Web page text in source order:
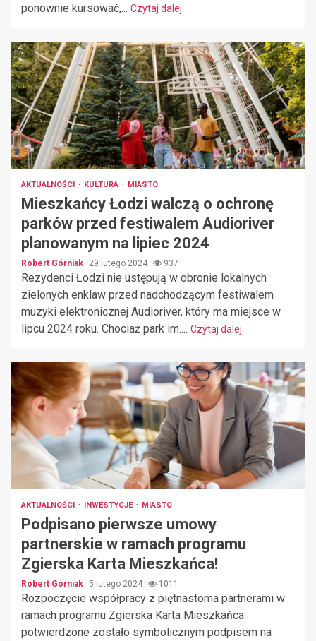
ponownie kursować,... Czytaj dalej
AKTUALNOŚCI KULTURA MIASTO
Mieszkańcy Łodzi walczą o ochronę
parków przed festiwalem Audioriver
planowanym na lipiec 2024
Robert Górniak 29 lutego 2024 937
Rezydenci Łodzi nie ustępują w obronie lokalnych
zielonych enklaw przed nadchodzącym festiwalem
muzyki elektronicznej Audioriver, który ma miejsce w
lipcu 2024 roku. Chociaż park im.... Czytaj dalej
AKTUALNOŚCI INWESTYCJE MIASTO
Podpisano pierwsze umowy
partnerskie w ramach programu
Zgierska Karta Mieszkańca!
Robert Górniak 5 lutego 2024 1011
Rozpoczęcie współpracy z piętnastoma partnerami w
ramach programu Zgierska Karta Mieszkańca
potwierdzone zostało symbolicznym podpisem na